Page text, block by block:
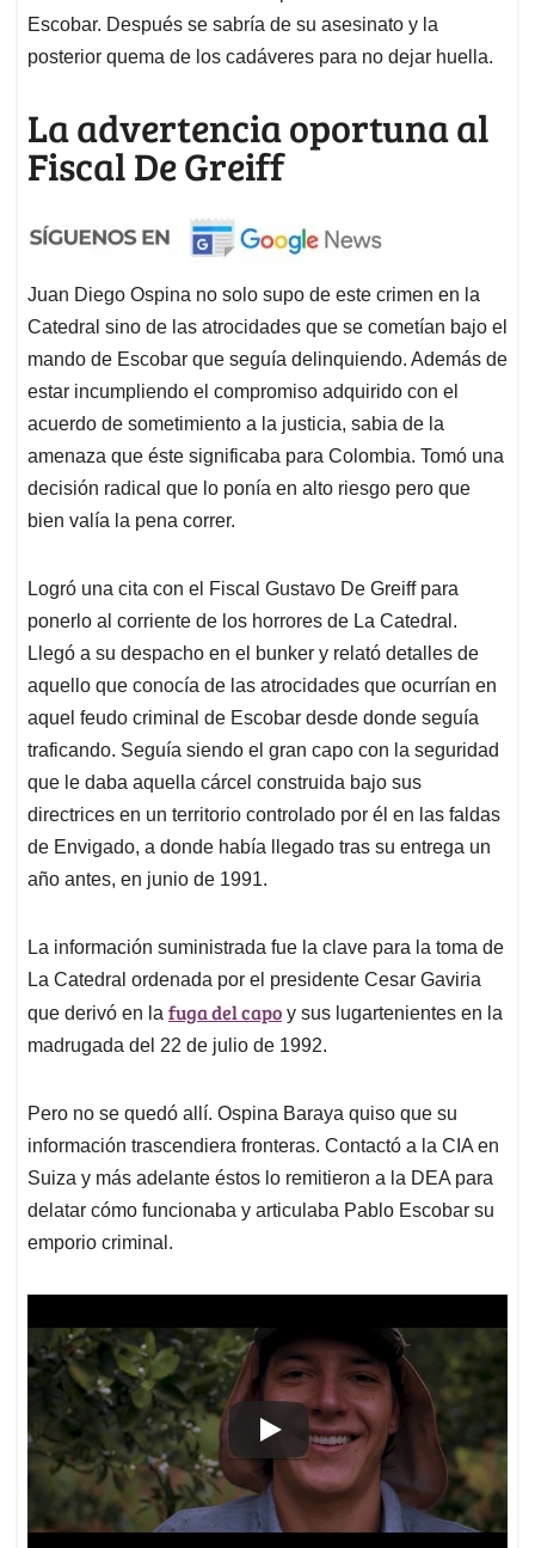
Escobar. Después se sabría de su asesinato y la
posterior quema de los cadáveres para no dejar huella.
La advertencia oportuna al
Fiscal De Greiff
Juan Diego Ospina no solo supo de este crimen en la
Catedral sino de las atrocidades que se cometían bajo el
mando de Escobar que seguía delinquiendo. Además de
estar incumpliendo el compromiso adquirido con el
acuerdo de sometimiento a la justicia, sabia de la
amenaza que éste significaba para Colombia. Tomó una
decisión radical que lo ponía en alto riesgo pero que
bien valía la pena correr.
Logró una cita con el Fiscal Gustavo De Greiff para
ponerlo al corriente de los horrores de La Catedral.
Llegó a su despacho en el bunker y relató detalles de
aquello que conocía de las atrocidades que ocurrían en
aquel feudo criminal de Escobar desde donde seguía
traficando. Seguía siendo el gran capo con la seguridad
que le daba aquella cárcel construida bajo sus
directrices en un territorio controlado por él en las faldas
de Envigado, a donde había llegado tras su entrega un
año antes, en junio de 1991.
La información suministrada fue la clave para la toma de
La Catedral ordenada por el presidente Cesar Gaviria
que derivó en la fuga del capo y sus lugartenientes en la
madrugada del 22 de julio de 1992.
Pero no se quedó allí. Ospina Baraya quiso que su
información trascendiera fronteras. Contactó a la CIA en
Suiza y más adelante éstos lo remitieron a la DEA para
delatar cómo funcionaba y articulaba Pablo Escobar su
emporio criminal.